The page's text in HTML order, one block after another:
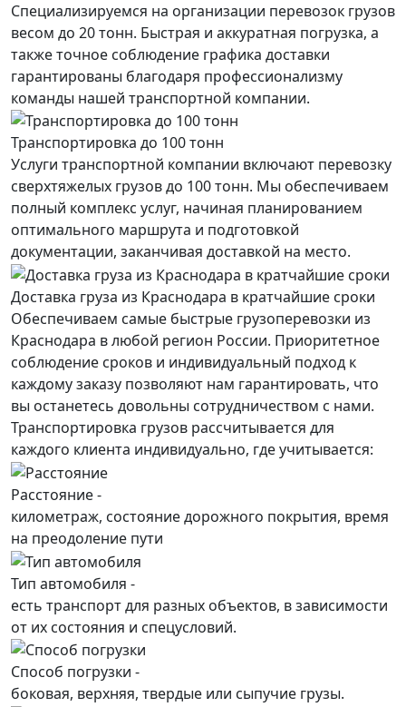
Специализируемся на организации перевозок грузов
весом до 20 тонн. Быстрая и аккуратная погрузка, а
также точное соблюдение графика доставки
гарантированы благодаря профессионализму
команды нашей транспортной компании.
Транспортировка до 100 тонн
Услуги транспортной компании включают перевозку
сверхтяжелых грузов до 100 тонн. Мы обеспечиваем
полный комплекс услуг, начиная планированием
оптимального маршрута и подготовкой
документации, заканчивая доставкой на место.
Доставка груза из Краснодара в кратчайшие сроки
Обеспечиваем самые быстрые грузоперевозки из
Краснодара в любой регион России. Приоритетное
соблюдение сроков и индивидуальный подход к
каждому заказу позволяют нам гарантировать, что
вы останетесь довольны сотрудничеством с нами.
Транспортировка грузов рассчитывается для
каждого клиента индивидуально, где учитывается:
Расстояние -
километраж, состояние дорожного покрытия, время
на преодоление пути
Тип автомобиля -
есть транспорт для разных объектов, в зависимости
от их состояния и спецусловий.
Способ погрузки -
боковая, верхняя, твердые или сыпучие грузы.